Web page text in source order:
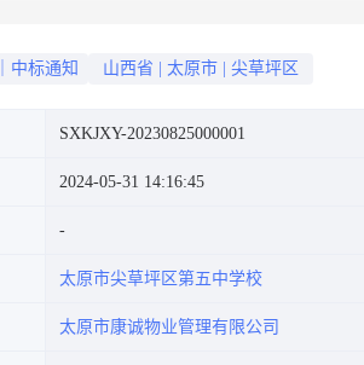
中标通知 山西省 太原市 尖草坪区
SXKJXY-20230825000001
2024-05-31 14:16:45
太原市尖草坪区第五中学校
太原市康诚物业管理有限公司